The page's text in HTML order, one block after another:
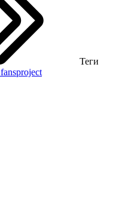
Теги
fansproject